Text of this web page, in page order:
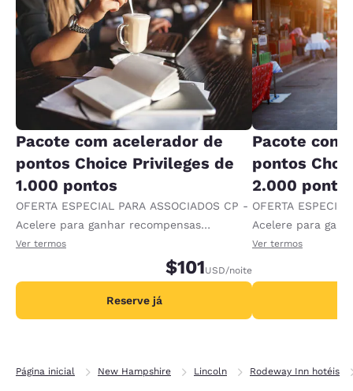
Pacote com acelerador de
pontos Choice Privileges de
1.000 pontos
OFERTA ESPECIAL PARA ASSOCIADOS CP -
Acelere para ganhar recompensas
recebendo 1.000 pontos extras por diária.
Ver termos
$101USD/noite
Reserve já
Pacote com
pontos
2.000
OFERTA
Acelere para
recebendo 2.000
Ver termos
Página inicial New Hampshire Lincoln Rodeway Inn hotéis